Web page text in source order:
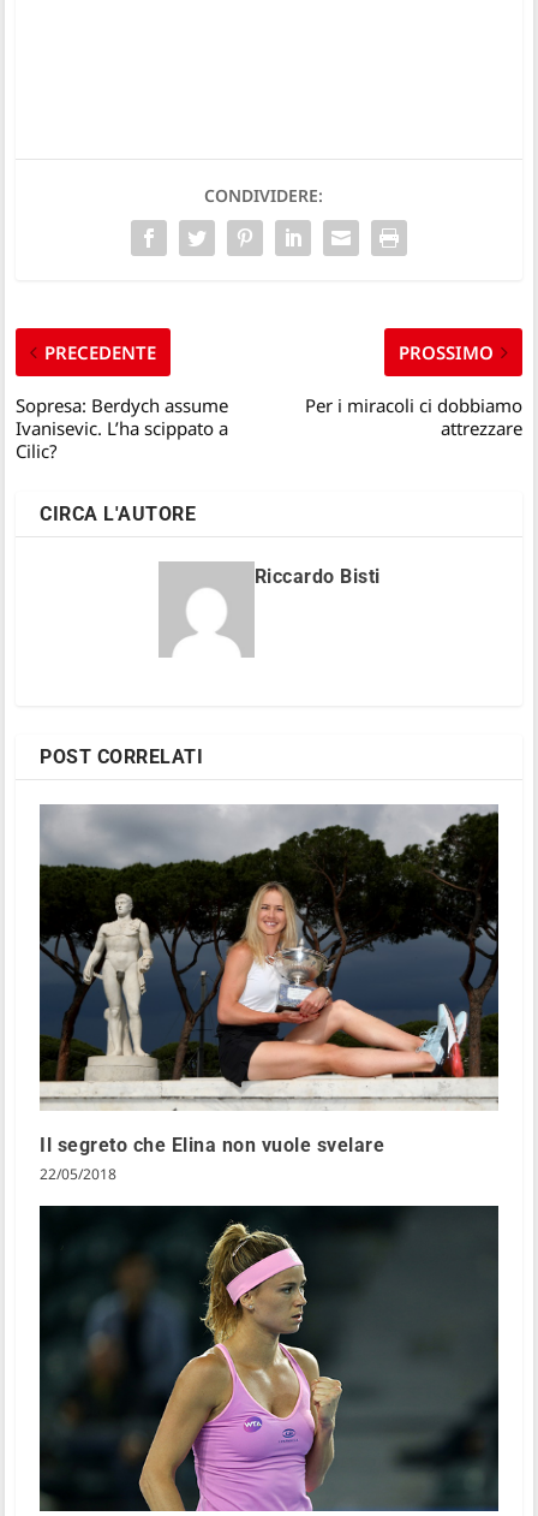
CONDIVIDERE:
PRECEDENTE
Sopresa: Berdych assume
Ivanisevic. L’ha scippato a
Cilic?
PROSSIMO
Per i miracoli ci dobbiamo
attrezzare
CIRCA L'AUTORE
Riccardo Bisti
POST CORRELATI
Il segreto che Elina non vuole svelare
22/05/2018